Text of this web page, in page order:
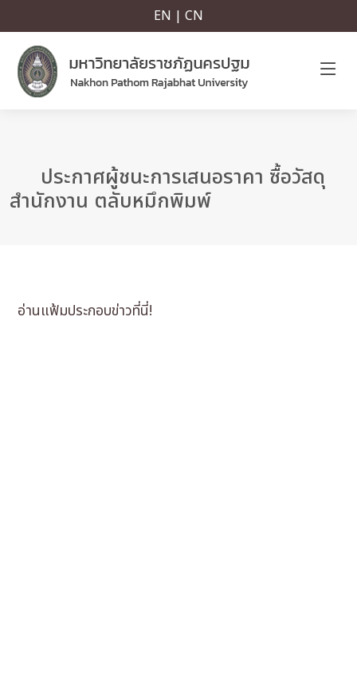
EN | CN
ประกาศผู้ชนะการเสนอราคา ซื้อวัสดุ
สำนักงาน ตลับหมึกพิมพ์
อ่านแฟ้มประกอบข่าวที่นี่!